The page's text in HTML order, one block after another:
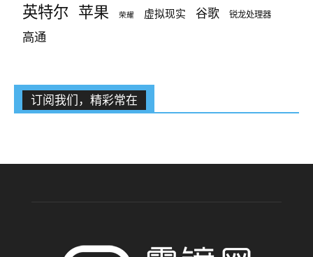
英特尔 苹果 荣耀 虚拟现实 谷歌 锐龙处理器
高通
订阅我们，精彩常在